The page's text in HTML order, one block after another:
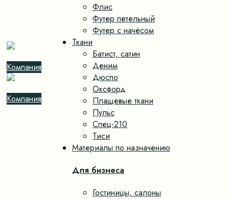
Флис
Футер петельный
Футер с начёсом
Ткани
Батист, сатин
Деним
Дюспо
Оксфорд
Плащевые ткани
Пульс
Спец-210
Тиси
Материалы по назначению
Для бизнеса
Гостиницы, салоны